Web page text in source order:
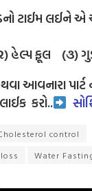
ટાઈમ લઈને
હેલ્પ ફૂલ (૩)
આવનારા પાર્ટ
કરો..
control
Water